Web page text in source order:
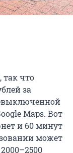
так что
за
Maps. Вот
и 60 минут
может